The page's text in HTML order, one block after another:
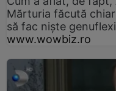
Mărturia făcută
să fac niște
www.wowbiz.ro